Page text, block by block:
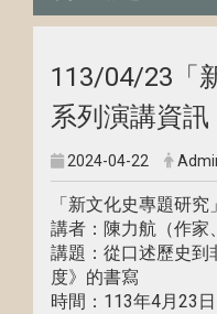
113/04/23「
系列演講資訊
2024-04-22
「新文化史專題研
講者：陳力航（作家
講題：從口述歷史到
度》的書寫
時間：113年4月23